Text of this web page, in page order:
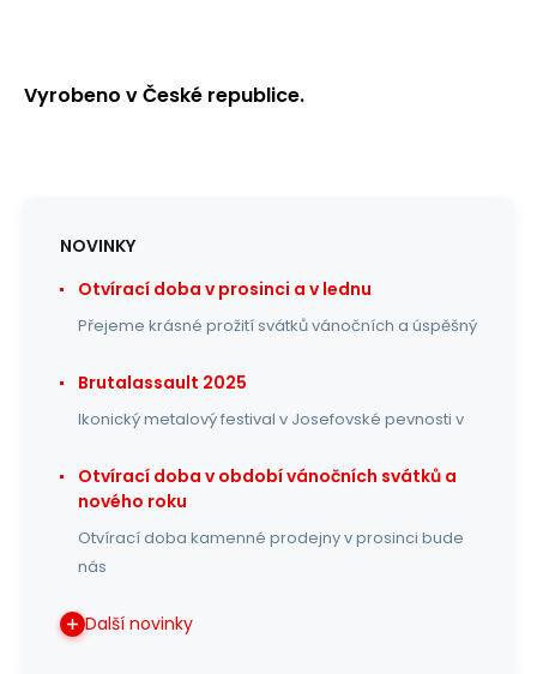
Vyrobeno v České republice.
NOVINKY
Otvírací doba v prosinci a v lednu
Přejeme krásné prožití svátků vánočních a úspěšný
Brutalassault 2025
Ikonický metalový festival v Josefovské pevnosti v
Otvírací doba v období vánočních svátků a
nového roku
Otvírací doba kamenné prodejny v prosinci bude
nás
Další novinky